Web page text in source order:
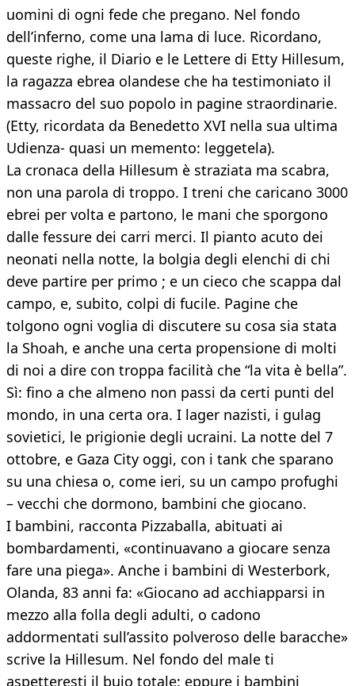
uomini di ogni fede che pregano. Nel fondo
dell’inferno, come una lama di luce. Ricordano,
queste righe, il Diario e le Lettere di Etty Hillesum,
la ragazza ebrea olandese che ha testimoniato il
massacro del suo popolo in pagine straordinarie.
(Etty, ricordata da Benedetto XVI nella sua ultima
Udienza- quasi un memento: leggetela).
La cronaca della Hillesum è straziata ma scabra,
non una parola di troppo. I treni che caricano 3000
ebrei per volta e partono, le mani che sporgono
dalle fessure dei carri merci. Il pianto acuto dei
neonati nella notte, la bolgia degli elenchi di chi
deve partire per primo ; e un cieco che scappa dal
campo, e, subito, colpi di fucile. Pagine che
tolgono ogni voglia di discutere su cosa sia stata
la Shoah, e anche una certa propensione di molti
di noi a dire con troppa facilità che “la vita è bella”.
Sì: fino a che almeno non passi da certi punti del
mondo, in una certa ora. I lager nazisti, i gulag
sovietici, le prigionie degli ucraini. La notte del 7
ottobre, e Gaza City oggi, con i tank che sparano
su una chiesa o, come ieri, su un campo profughi
– vecchi che dormono, bambini che giocano.
I bambini, racconta Pizzaballa, abituati ai
bombardamenti, «continuavano a giocare senza
fare una piega». Anche i bambini di Westerbork,
Olanda, 83 anni fa: «Giocano ad acchiapparsi in
mezzo alla folla degli adulti, o cadono
addormentati sull’assito polveroso delle baracche»
scrive la Hillesum. Nel fondo del male ti
aspetteresti il buio totale: eppure i bambini